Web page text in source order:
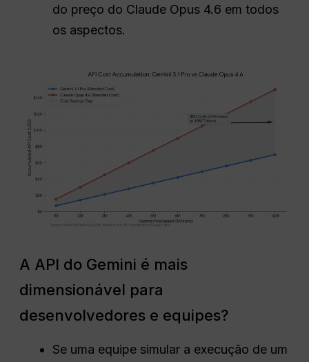
do preço do Claude Opus 4.6 em todos
os aspectos.
A API do Gemini é mais
dimensionável para
desenvolvedores e equipes?
Se uma equipe simular a execução de um